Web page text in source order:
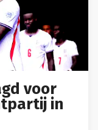
voor
in